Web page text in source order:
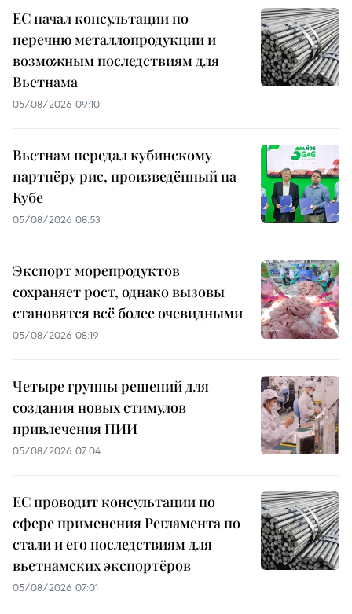
ЕС начал консультации по
перечню металлопродукции и
возможным последствиям для
Вьетнама
05/08/2026 09:10
Вьетнам передал кубинскому
партнёру рис, произведённый на
Кубе
05/08/2026 08:53
Экспорт морепродуктов
сохраняет рост, однако вызовы
становятся всё более очевидными
05/08/2026 08:19
Четыре группы решений для
создания новых стимулов
привлечения ПИИ
05/08/2026 07:04
ЕС проводит консультации по
сфере применения Регламента по
стали и его последствиям для
вьетнамских экспортёров
05/08/2026 07:01